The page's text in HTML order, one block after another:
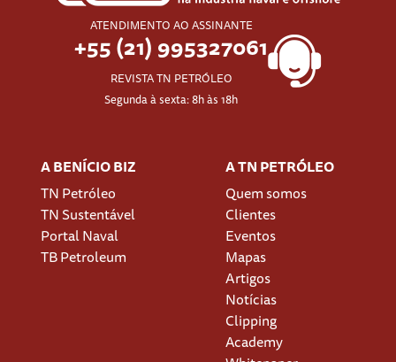
ATENDIMENTO AO ASSINANTE
+55 (21) 995327061
REVISTA TN PETRÓLEO
Segunda à sexta: 8h às 18h
A BENÍCIO BIZ
TN Petróleo
TN Sustentável
Portal Naval
TB Petroleum
A TN PETRÓLEO
Quem somos
Clientes
Eventos
Mapas
Artigos
Notícias
Clipping
Academy